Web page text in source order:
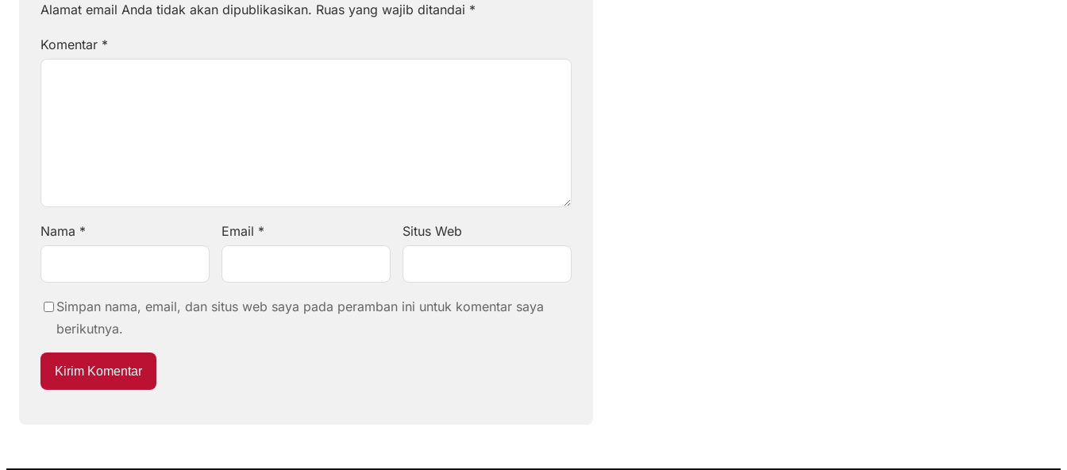
Alamat email Anda tidak akan dipublikasikan. Ruas yang wajib ditandai *
Komentar *
Nama * Email * Situs Web
Simpan nama, email, dan situs web saya pada peramban ini untuk komentar saya
berikutnya.